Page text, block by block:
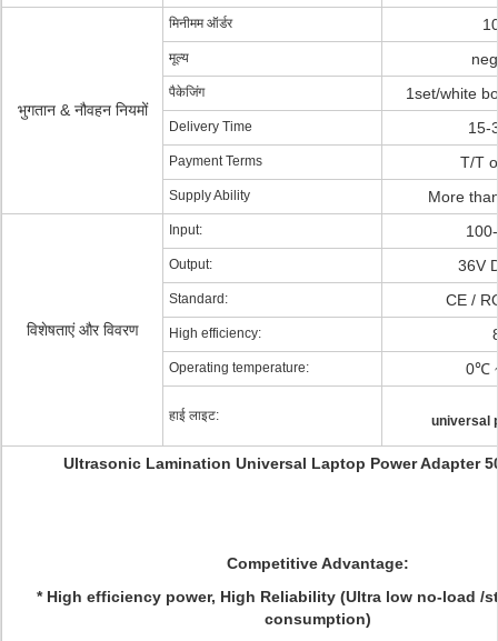
भुगतान & नौवहन नियमों
मिनीमम ऑर्डर
मूल्य
पैकेजिंग 1set/white
Delivery Time 15-
Payment Terms T/T
Supply Ability More
विशेषताएं और विवरण
Input:
Output: 36V
Standard: CE /
High efficiency:
Operating temperature: 0℃
हाई लाइट: universal
Ultrasonic Lamination Universal Laptop Power Adapter
Competitive Advantage:
* High efficiency power, High Reliability (Ultra low no-load /
consumption)